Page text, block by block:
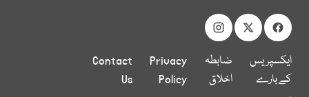
ایکسپریس
کے بارے
ضابطہ
اخلاق
Privacy
Policy
Contact
Us